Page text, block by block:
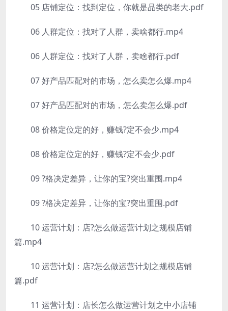
05 店铺定位：找到定位，你就是品类的老大.pdf
06 人群定位：找对了人群，卖啥都行.mp4
06 人群定位：找对了人群，卖啥都行.pdf
07 好产品匹配对的市场，怎么卖怎么爆.mp4
07 好产品匹配对的市场，怎么卖怎么爆.pdf
08 价格定位定的好，赚钱?定不会少.mp4
08 价格定位定的好，赚钱?定不会少.pdf
09 ?格决定差异，让你的宝?突出重围.mp4
09 ?格决定差异，让你的宝?突出重围.pdf
10 运营计划：店?怎么做运营计划之规模店铺
篇.mp4
10 运营计划：店?怎么做运营计划之规模店铺
篇.pdf
11 运营计划：店长怎么做运营计划之中小店铺